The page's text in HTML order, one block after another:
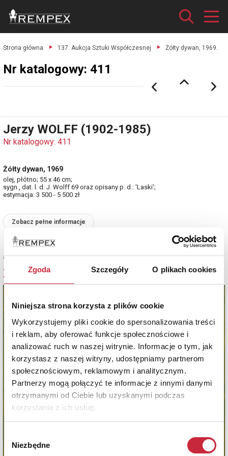
Zgoda Szczegóły O plikach cookies
Niniejsza strona korzysta z plików cookie
Wykorzystujemy pliki cookie do spersonalizowania treści
i reklam, aby oferować funkcje społecznościowe i
analizować ruch w naszej witrynie. Informacje o tym, jak
korzystasz z naszej witryny, udostępniamy partnerom
społecznościowym, reklamowym i analitycznym.
Partnerzy mogą połączyć te informacje z innymi danymi
otrzymanymi od Ciebie lub uzyskanymi podczas
korzystania z ich usług.
zgody
Niezbędne
Strona główna 137. Aukcja Sztuki Współczesnej Żółty dywan, 1969.
Nr katalogowy: 411
Jerzy WOLFF (1902-1985)
Nr katalogowy: 411
Żółty dywan, 1969
olej, płótno; 55 x 46 cm;
sygn., dat. l. d: J. Wolff 69 oraz opisany p. d.: 'Laski';
estymacja: 3 500 - 5 500 zł
Zobacz pełne informacje
Cena oferowana
3 300 zł